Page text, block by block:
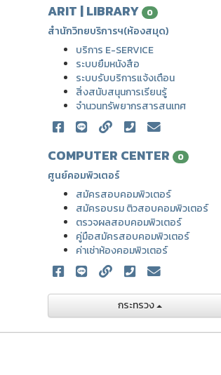
ARIT | LIBRARY 0
สำนักวิทยบริการฯ(ห้องสมุด)
บริการ E-SERVICE
ระบบยืมหนังสือ
ระบบรับบริการแจ้งเตือน
สิ่งสนับสนุนการเรียนรู้
จำนวนทรัพยากรสารสนเทศ
COMPUTER CENTER 0
ศูนย์คอมพิวเตอร์
สมัครสอบคอมพิวเตอร์
สมัครอบรม ติวสอบคอมพิวเตอร์
ตรวจผลสอบคอมพิวเตอร์
คู่มือสมัครสอบคอมพิวเตอร์
ค่าเช่าห้องคอมพิวเตอร์
กระทรวง